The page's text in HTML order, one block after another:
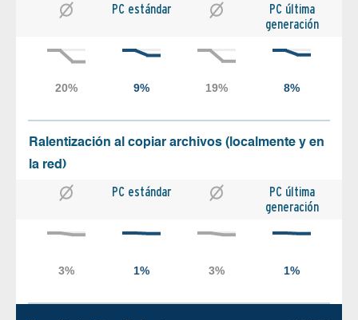
PC estándar
PC última
generación
Ralentización al copiar archivos (localmente y en
la red)
PC estándar
PC última
generación